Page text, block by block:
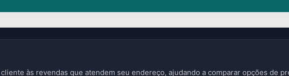
às revendas que atendem seu endereço, ajudando a comparar opções de